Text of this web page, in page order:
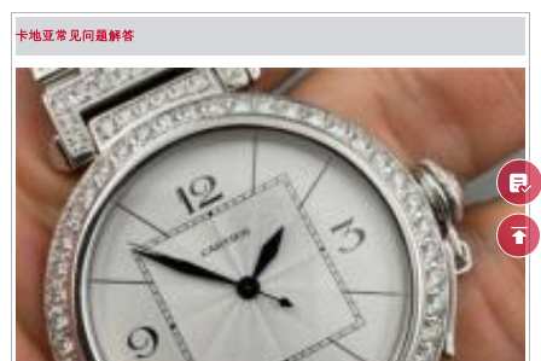
卡地亚常见问题解答